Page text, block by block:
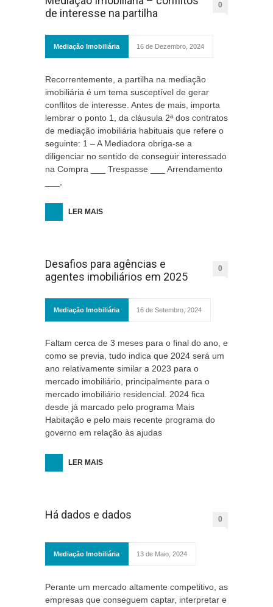
de interesse na partilha
0
Mediação Imobiliária 16 de Dezembro, 2024
Recorrentemente, a partilha na mediação
imobiliária é um tema susceptível de gerar
conflitos de interesse. Antes de mais, importa
lembrar o ponto 1, da cláusula 2ª dos contratos
de mediação imobiliária habituais que refere o
seguinte: 1 – A Mediadora obriga-se a
diligenciar no sentido de conseguir interessado
na Compra ___ Trespasse ___ Arrendamento
LER MAIS
Desafios para agências e
agentes imobiliários em 2025
0
Mediação Imobiliária 16 de Setembro, 2024
Faltam cerca de 3 meses para o final do ano, e
como se previa, tudo indica que 2024 será um
ano relativamente similar a 2023 para o
mercado imobiliário, principalmente para o
mercado imobiliário residencial. 2024 fica
desde já marcado pelo programa Mais
Habitação e pelo mais recente programa do
governo em relação às ajudas
LER MAIS
Há dados e dados 0
Mediação Imobiliária 13 de Maio, 2024
Perante um mercado altamente competitivo, as
empresas que conseguem captar, interpretar e